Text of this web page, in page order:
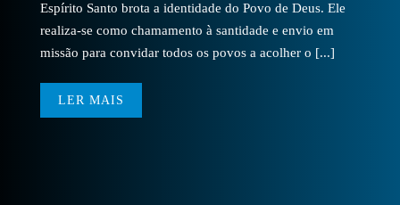
Espírito Santo brota a identidade do Povo de Deus. Ele
realiza-se como chamamento à santidade e envio em
missão para convidar todos os povos a acolher o [...]
LER MAIS